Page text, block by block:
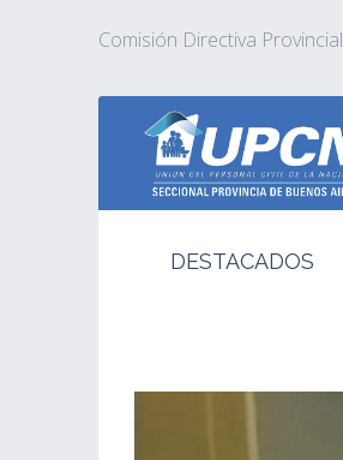
Comisión Directiva Provincial
DESTACADOS